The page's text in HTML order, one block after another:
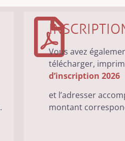
Vous avez
télécharger,
d’inscription 2026
et l’adresser
montant